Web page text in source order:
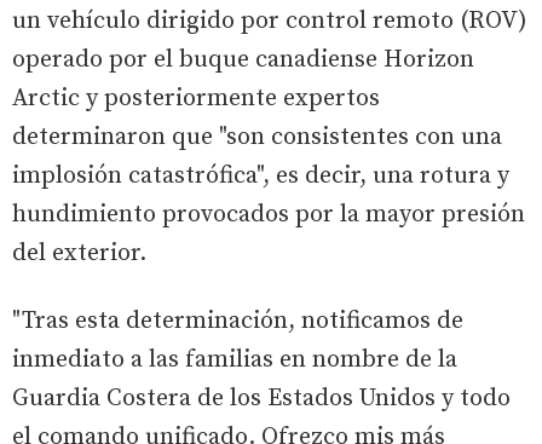
un vehículo dirigido por control remoto (ROV)
operado por el buque canadiense Horizon
Arctic y posteriormente expertos
determinaron que "son consistentes con una
implosión catastrófica", es decir, una rotura y
hundimiento provocados por la mayor presión
del exterior.
"Tras esta determinación, notificamos de
inmediato a las familias en nombre de la
Guardia Costera de los Estados Unidos y todo
el comando unificado. Ofrezco mis más